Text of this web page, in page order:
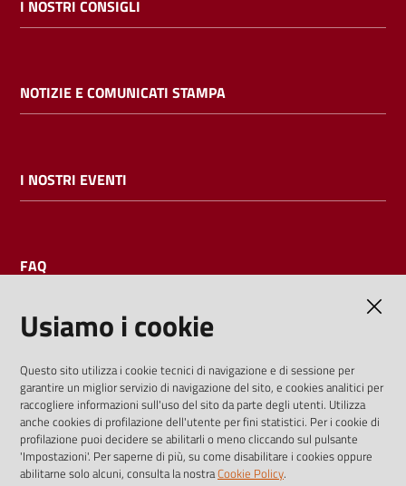
I NOSTRI CONSIGLI
NOTIZIE E COMUNICATI STAMPA
I NOSTRI EVENTI
FAQ
I dati personali pubblicati sono riutilizzabili solo alle condizioni
previste dalla direttiva comunitaria 2003/98/CE e dal d.lgs.
36/2006
Usiamo i cookie
Questo sito utilizza i cookie tecnici di navigazione e di sessione per
garantire un miglior servizio di navigazione del sito, e cookies analitici per
raccogliere informazioni sull'uso del sito da parte degli utenti. Utilizza
anche cookies di profilazione dell'utente per fini statistici. Per i cookie di
profilazione puoi decidere se abilitarli o meno cliccando sul pulsante
'Impostazioni'. Per saperne di più, su come disabilitare i cookies oppure
abilitarne solo alcuni, consulta la nostraCookie Policy.